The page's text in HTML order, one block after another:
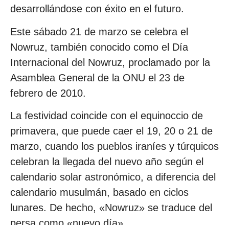
desarrollándose con éxito en el futuro.
Este sábado 21 de marzo se celebra el
Nowruz, también conocido como el Día
Internacional del Nowruz, proclamado por la
Asamblea General de la ONU el 23 de
febrero de 2010.
La festividad coincide con el equinoccio de
primavera, que puede caer el 19, 20 o 21 de
marzo, cuando los pueblos iraníes y túrquicos
celebran la llegada del nuevo año según el
calendario solar astronómico, a diferencia del
calendario musulmán, basado en ciclos
lunares. De hecho, «Nowruz» se traduce del